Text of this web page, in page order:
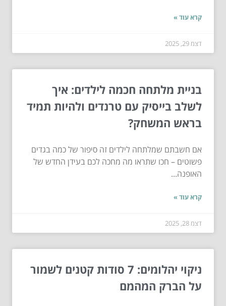
קרא עוד »
דצמ 29, 2025
בניית מלתחה חכמה לילדים: איך
לשלב בייסיק עם טרנדים ולהיות תמיד
בראש המשחק?
אם חשבתם שמלתחה לילדים זה סיפור של כמה בגדים
פשוטים – חכו שתראו מה מחכה לכם בעידן החדש של
האופנה...
קרא עוד »
דצמ 28, 2025
ניקוי יהלומים: 7 סודות קטנים לשמור
על הברק המהמם